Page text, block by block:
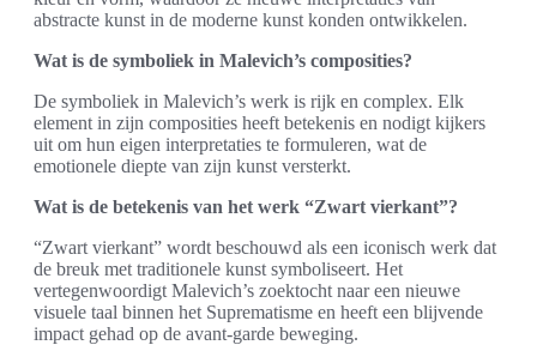
abstracte kunst in de moderne kunst konden ontwikkelen.
Wat is de symboliek in Malevich’s composities?
De symboliek in Malevich’s werk is rijk en complex. Elk
element in zijn composities heeft betekenis en nodigt kijkers
uit om hun eigen interpretaties te formuleren, wat de
emotionele diepte van zijn kunst versterkt.
Wat is de betekenis van het werk “Zwart vierkant”?
“Zwart vierkant” wordt beschouwd als een iconisch werk dat
de breuk met traditionele kunst symboliseert. Het
vertegenwoordigt Malevich’s zoektocht naar een nieuwe
visuele taal binnen het Suprematisme en heeft een blijvende
impact gehad op de avant-garde beweging.